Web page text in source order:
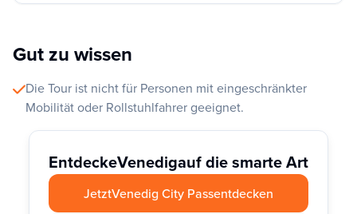
Gut zu wissen
Die Tour ist nicht für Personen mit eingeschränkter
Mobilität oder Rollstuhlfahrer geeignet.
EntdeckeVenedigauf die smarte Art
JetztVenedig City Passentdecken